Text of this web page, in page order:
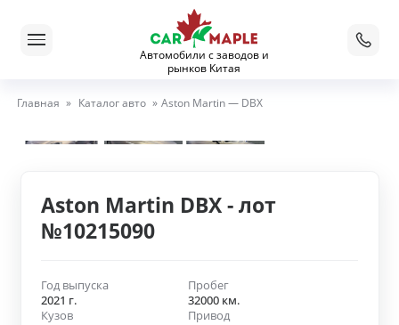
Автомобили с заводов и
рынков Китая
Главная » Каталог авто » Aston Martin — DBX
Aston Martin DBX - лот
№10215090
Год выпуска
2021 г.
Пробег
32000 км.
Кузов
Привод